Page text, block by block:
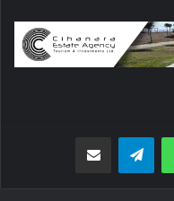
واتس اپ